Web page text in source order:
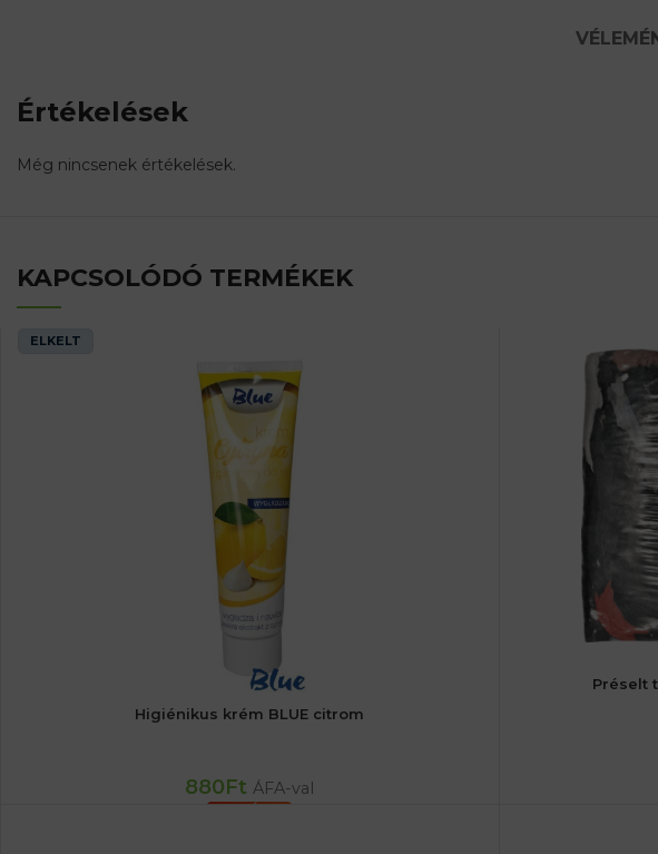
Értékelések
Még nincsenek értékelések.
KAPCSOLÓDÓ TERMÉKEK
ELKELT
Higiénikus krém BLUE citrom
880Ft ÁFA-val
Préselt